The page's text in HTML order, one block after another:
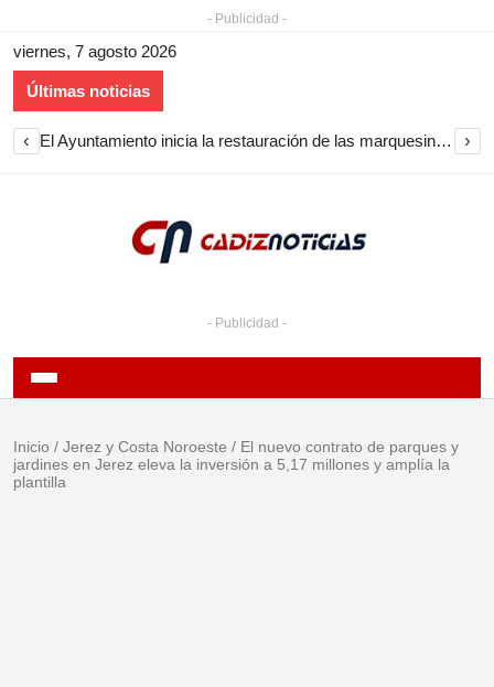
- Publicidad -
viernes, 7 agosto 2026
Últimas noticias
‹ El Ayuntamiento inicia la restauración de las marquesinas de Plaza Esteve para volver a instalarlas en el centro de Jerez ›
- Publicidad -
Inicio / Jerez y Costa Noroeste / El nuevo contrato de parques y
jardines en Jerez eleva la inversión a 5,17 millones y amplía la
plantilla